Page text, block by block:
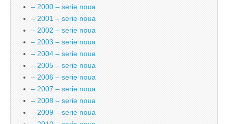
– 2000 – serie noua
– 2001 – serie noua
– 2002 – serie noua
– 2003 – serie noua
– 2004 – serie noua
– 2005 – serie noua
– 2006 – serie noua
– 2007 – serie noua
– 2008 – serie noua
– 2009 – serie noua